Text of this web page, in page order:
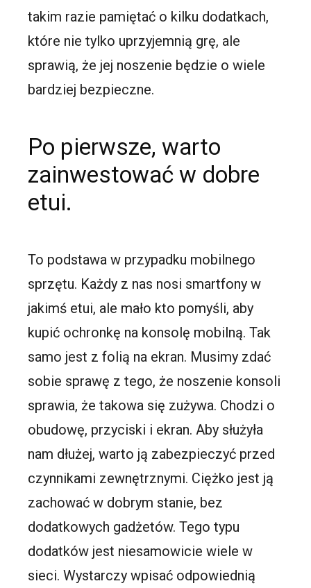
takim razie pamiętać o kilku dodatkach,
które nie tylko uprzyjemnią grę, ale
sprawią, że jej noszenie będzie o wiele
bardziej bezpieczne.
Po pierwsze, warto
zainwestować w dobre
etui.
To podstawa w przypadku mobilnego
sprzętu. Każdy z nas nosi smartfony w
jakimś etui, ale mało kto pomyśli, aby
kupić ochronkę na konsolę mobilną. Tak
samo jest z folią na ekran. Musimy zdać
sobie sprawę z tego, że noszenie konsoli
sprawia, że takowa się zużywa. Chodzi o
obudowę, przyciski i ekran. Aby służyła
nam dłużej, warto ją zabezpieczyć przed
czynnikami zewnętrznymi. Ciężko jest ją
zachować w dobrym stanie, bez
dodatkowych gadżetów. Tego typu
dodatków jest niesamowicie wiele w
sieci. Wystarczy wpisać odpowiednią